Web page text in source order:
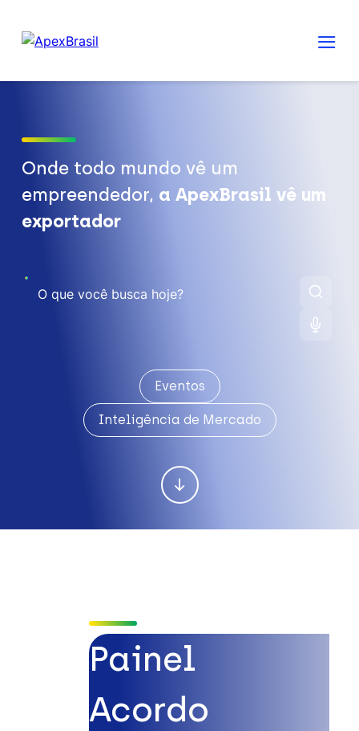
Onde todo mundo vê um
empreendedor, a ApexBrasil vê um
exportador
Eventos
Inteligência de Mercado
Painel
Acordo